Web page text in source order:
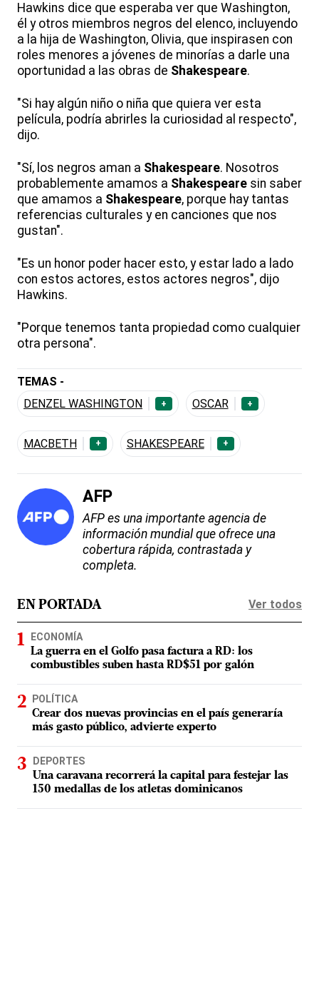
Hawkins dice que esperaba ver que Washington,
él y otros miembros negros del elenco, incluyendo
a la hija de Washington, Olivia, que inspirasen con
roles menores a jóvenes de minorías a darle una
oportunidad a las obras de Shakespeare.
"Si hay algún niño o niña que quiera ver esta
película, podría abrirles la curiosidad al respecto",
dijo.
"Sí, los negros aman a Shakespeare. Nosotros
probablemente amamos a Shakespeare sin saber
que amamos a Shakespeare, porque hay tantas
referencias culturales y en canciones que nos
gustan".
"Es un honor poder hacer esto, y estar lado a lado
con estos actores, estos actores negros", dijo
Hawkins.
"Porque tenemos tanta propiedad como cualquier
otra persona".
TEMAS -
DENZEL WASHINGTON
+ OSCAR +
MACBETH + SHAKESPEARE +
AFP
AFP es una importante agencia de
información mundial que ofrece una
cobertura rápida, contrastada y
completa.
EN PORTADA Ver todos
ECONOMÍA
La guerra en el Golfo pasa factura a RD: los
combustibles suben hasta RD$51 por galón
POLÍTICA
Crear dos nuevas provincias en el país generaría
más gasto público, advierte experto
DEPORTES
Una caravana recorrerá la capital para festejar las
150 medallas de los atletas dominicanos